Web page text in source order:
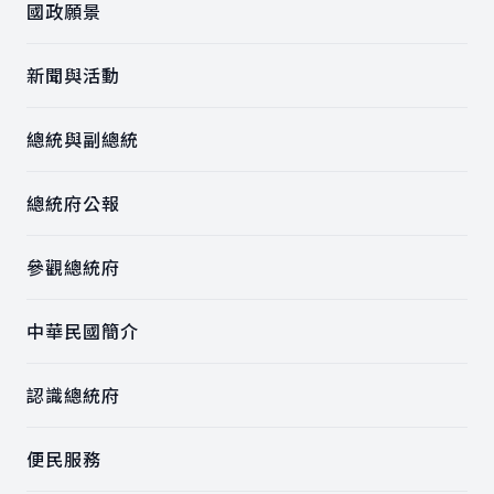
國政願景
新聞與活動
總統與副總統
總統府公報
參觀總統府
中華民國簡介
認識總統府
便民服務